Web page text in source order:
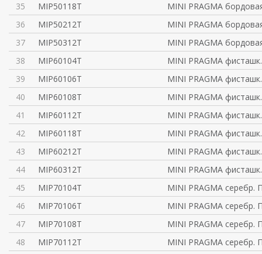
35
MIP50118T
MINI PRAGMA
36
MIP50212T
MINI PRAGMA
37
MIP50312T
MINI PRAGMA
38
MIP60104T
MINI PRAGMA
39
MIP60106T
MINI PRAGMA
40
MIP60108T
MINI PRAGMA
41
MIP60112T
MINI PRAGMA
42
MIP60118T
MINI PRAGMA
43
MIP60212T
MINI PRAGMA
44
MIP60312T
MINI PRAGMA
45
MIP70104T
MINI PRAGMA
46
MIP70106T
MINI PRAGMA
47
MIP70108T
MINI PRAGMA
48
MIP70112T
MINI PRAGMA